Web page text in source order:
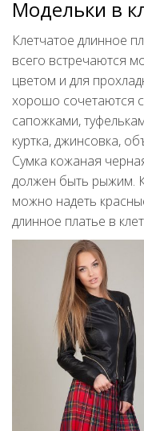
Модельки в
Клетчатое длинное
всего встречаются
цветом и для
хорошо сочетаются
сапожками,
куртка, джинсовка,
Сумка кожаная
должен быть рыжим.
можно надеть
длинное платье в